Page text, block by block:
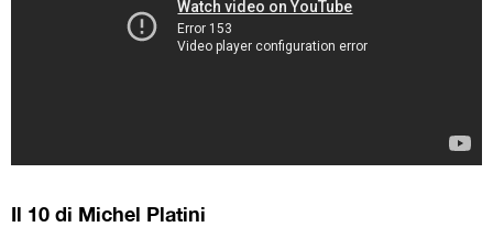
Il 10 di Michel Platini